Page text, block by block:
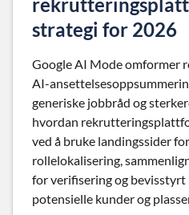
strategi for 2026
Google AI Mode omformer
AI-
generiske jobbråd og
hvordan
ved å bruke landingssider
rollelokalisering,
for verifisering og
potensielle kunder og